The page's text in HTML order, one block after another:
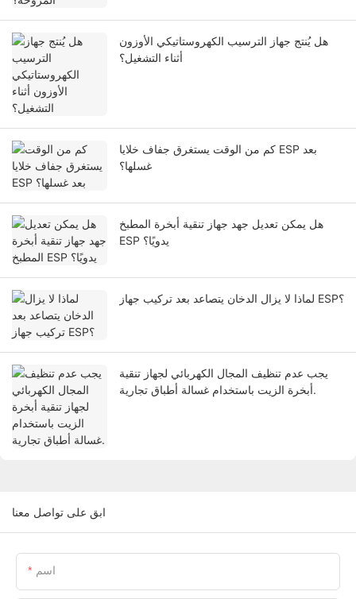
هل يُنتج جهاز الترسيب الكهروستاتيكي الأوزون
أثناء التشغيل؟
كم من الوقت يستغرق جفاف خلايا ESP بعد
غسلها؟
هل يمكن تعديل جهد جهاز تنقية أبخرة المطبخ
ESP يدويًا؟
لماذا لا يزال الدخان يتصاعد بعد تركيب جهاز ESP؟
يجب عدم تنظيف المجال الكهربائي لجهاز تنقية
أبخرة الزيت باستخدام غسالة أطباق تجارية.
ابق على تواصل معنا
اسم